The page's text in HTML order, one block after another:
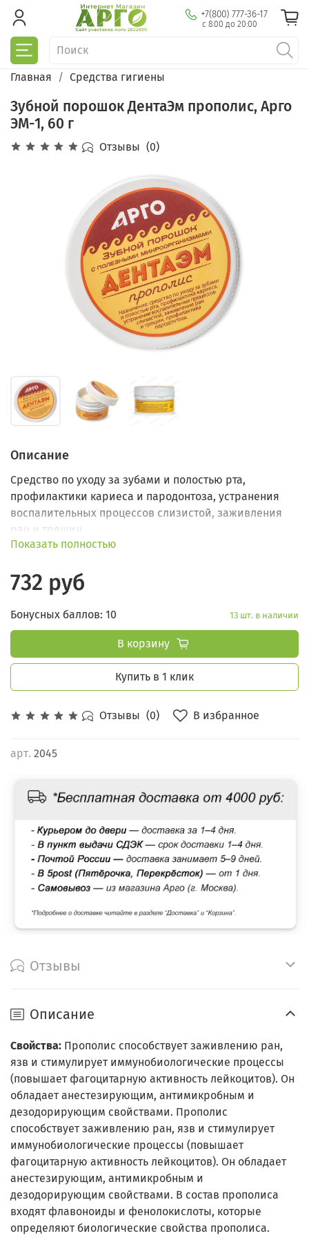
+7(800) 777-36-17
с 8:00 до 20:00
Главная Средства гигиены
Зубной порошок ДентаЭм прополис, Арго
ЭМ-1, 60 г
Отзывы (0)
Отзывы (0) В избранное
арт. 2045
Описание
Средство по уходу за зубами и полостью рта,
профилактики кариеса и пародонтоза, устранения
воспалительных процессов слизистой, заживления
ран и трещин.
Показать полностью
732 руб
Бонусных баллов: 10 13 шт. в наличии
В корзину
Купить в 1 клик
Отзывы
Описание
Свойства: Прополис способствует заживлению ран,
язв и стимулирует иммунобиологические процессы
(повышает фагоцитарную активность лейкоцитов). Он
обладает анестезирующим, антимикробным и
дезодорирующим свойствами. Прополис
способствует заживлению ран, язв и стимулирует
иммунобиологические процессы (повышает
фагоцитарную активность лейкоцитов). Он обладает
анестезирующим, антимикробным и
дезодорирующим свойствами. В состав прополиса
входят флавоноиды и фенолокислоты, которые
определяют биологические свойства прополиса.